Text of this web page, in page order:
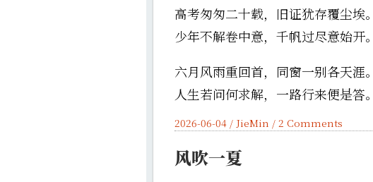
高考匆匆二十载，旧证犹存覆尘埃。
少年不解卷中意，千帆过尽意始开。
六月风雨重回首，同窗一别各天涯。
人生若问何求解，一路行来便是答。
2026-06-04 / JieMin / 2 Comments
风吹一夏